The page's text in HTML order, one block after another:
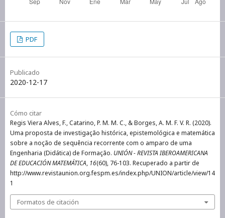
PDF
Publicado
2020-12-17
Cómo citar
Regis Viera Alves, F., Catarino, P. M. M. C., & Borges, A. M. F. V. R. (2020).
Uma proposta de investigação histórica, epistemológica e matemática
sobre a noção de sequência recorrente com o amparo de uma
Engenharia (Didática) de Formação. UNIÓN - REVISTA IBEROAMERICANA
DE EDUCACIÓN MATEMÁTICA, 16(60), 76-103. Recuperado a partir de
http://www.revistaunion.org.fespm.es/index.php/UNION/article/view/14
1
Formatos de citación